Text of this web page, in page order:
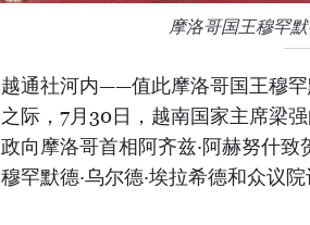
摩洛哥国王穆罕
越通社河内——值此摩洛哥国王穆
之际，7月30日，越南国家主席梁
政向摩洛哥首相阿齐兹·阿赫努什
穆罕默德·乌尔德·埃拉希德和众议